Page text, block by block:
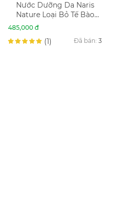
Nước Dưỡng Da Naris
Nature Loại Bỏ Tế Bào
Chết 2in1 200ml
Whitening All Purpose
Lotion
485,000 đ
(1) Đã bán: 3